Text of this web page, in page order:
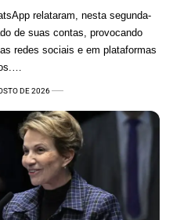
relataram, nesta segunda-
de suas contas, provocando
redes sociais e em plataformas
DE 2026